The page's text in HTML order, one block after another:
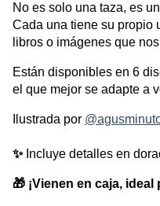
No es solo una taza, es
Cada una tiene su propio
libros o imágenes que
Están disponibles en 6
el que mejor se adapte a
Ilustrada por
✨ Incluye detalles en
🎁 ¡Vienen en caja, ideal